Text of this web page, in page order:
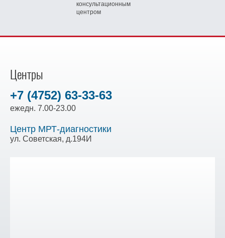
консультационным
центром
Центры
+7 (4752) 63-33-63
ежедн. 7.00-23.00
Центр МРТ-диагностики
ул. Советская, д.194И